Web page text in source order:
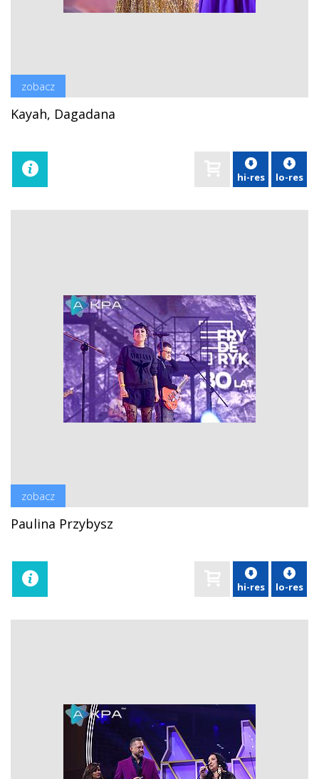
zobacz
Kayah, Dagadana
hi-res lo-res
zobacz
Paulina Przybysz
hi-res lo-res